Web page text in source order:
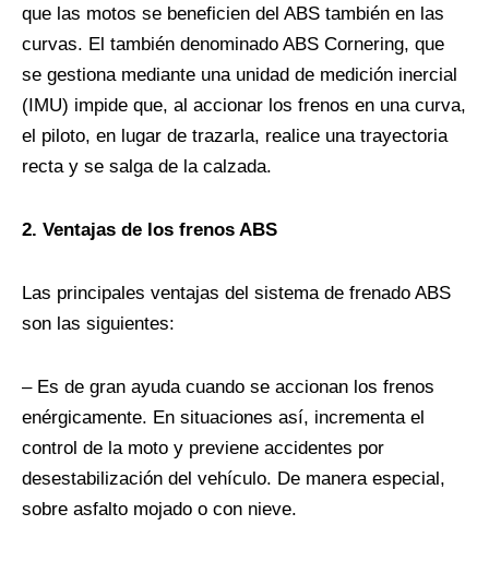
que las motos se beneficien del ABS también en las
curvas. El también denominado ABS Cornering, que
se gestiona mediante una unidad de medición inercial
(IMU) impide que, al accionar los frenos en una curva,
el piloto, en lugar de trazarla, realice una trayectoria
recta y se salga de la calzada.
2. Ventajas de los frenos ABS
Las principales ventajas del sistema de frenado ABS
son las siguientes:
– Es de gran ayuda cuando se accionan los frenos
enérgicamente. En situaciones así, incrementa el
control de la moto y previene accidentes por
desestabilización del vehículo. De manera especial,
sobre asfalto mojado o con nieve.